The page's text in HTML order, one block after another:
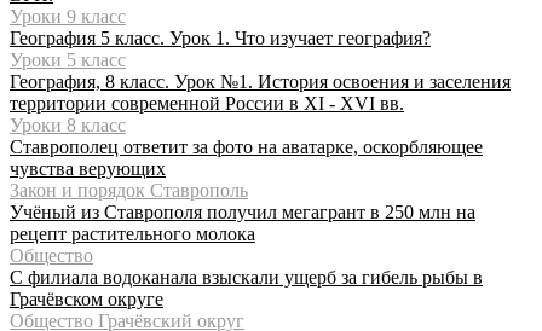
Уроки 9 класс
География 5 класс. Урок 1. Что изучает география?
Уроки 5 класс
География, 8 класс. Урок №1. История освоения и заселения
территории современной России в XI - XVI вв.
Уроки 8 класс
Ставрополец ответит за фото на аватарке, оскорбляющее
чувства верующих
Закон и порядок Ставрополь
Учёный из Ставрополя получил мегагрант в 250 млн на
рецепт растительного молока
Общество
С филиала водоканала взыскали ущерб за гибель рыбы в
Грачёвском округе
Общество Грачёвский округ